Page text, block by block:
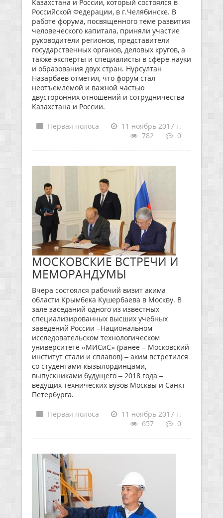
Казахстана и России, который состоялся в
Российской Федерации, в г.Челябинске. В
работе форума, посвященного теме развития
человеческого капитала, приняли участие
руководители регионов, представители
государственных органов, деловых кругов, а
также эксперты и специалисты в сфере науки
и образования двух стран. Нурсултан
Назарбаев отметил, что форум стал
неотъемлемой и важной частью
двусторонних отношений и сотрудничества
Казахстана и России.
Первая полоса
11 ноябрь 2017 г.
782
0
МОСКОВСКИЕ ВСТРЕЧИ И
МЕМОРАНДУМЫ
Вчера состоялся рабочий визит акима
области Крымбека Кушербаева в Москву. В
зале заседаний одного из известных
специализированных высших учебных
заведений России –Национальном
исследовательском технологическом
университете «МИСиС» (ранее – Московский
институт стали и сплавов) – аким встретился
со студентами-кызылординцами,
выпускниками будущего – 2018 года –
ведущих технических вузов Москвы и Санкт-
Петербурга.
Первая полоса
11 ноябрь 2017 г.
657
0